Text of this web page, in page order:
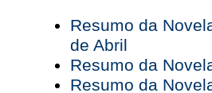
Resumo da
de Abril
Resumo da
Resumo da